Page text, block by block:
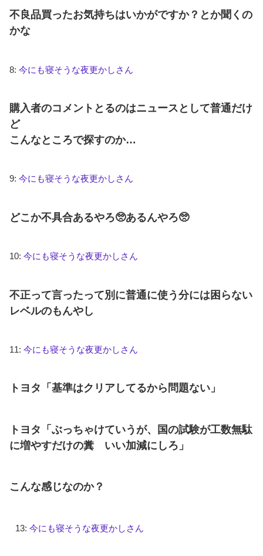
不良品買ったお気持ちはいかがですか？とか聞くの
かな
8: 今にも寝そうな夜更かしさん
購入者のコメントとるのはニュースとして普通だけ
ど
こんなところで探すのか…
9: 今にも寝そうな夜更かしさん
どこか不具合あるやろ🥺あるんやろ🥺
10: 今にも寝そうな夜更かしさん
不正って言ったって別に普通に使う分には困らない
レベルのもんやし
11: 今にも寝そうな夜更かしさん
トヨタ「基準はクリアしてるから問題ない」
トヨタ「ぶっちゃけていうが、国の試験が工数無駄
に増やすだけの糞 いい加減にしろ」
こんな感じなのか？
13: 今にも寝そうな夜更かしさん